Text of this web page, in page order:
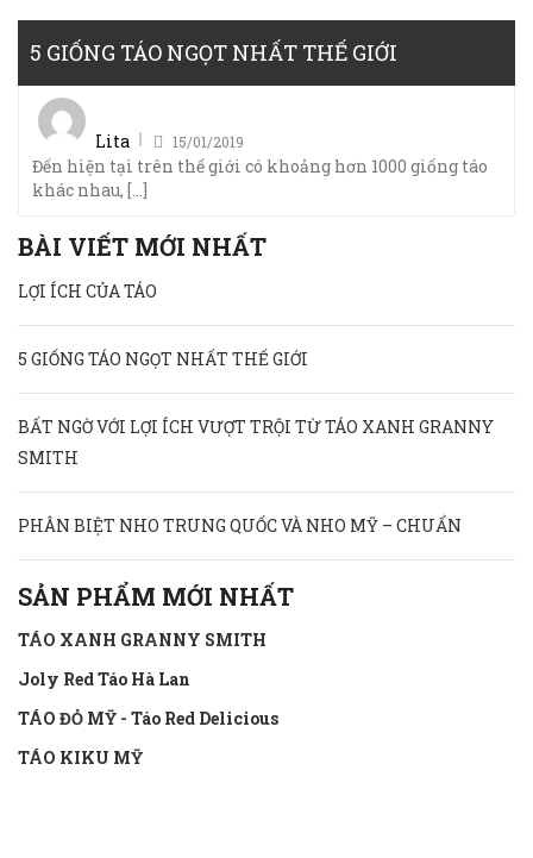
5 GIỐNG TÁO NGỌT NHẤT THẾ GIỚI
Lita 15/01/2019
Đến hiện tại trên thế giới có khoảng hơn 1000 giống táo
khác nhau, [...]
BÀI VIẾT MỚI NHẤT
LỢI ÍCH CỦA TÁO
5 GIỐNG TÁO NGỌT NHẤT THẾ GIỚI
BẤT NGỜ VỚI LỢI ÍCH VƯỢT TRỘI TỪ TÁO XANH GRANNY
SMITH
PHÂN BIỆT NHO TRUNG QUỐC VÀ NHO MỸ – CHUẨN
SẢN PHẨM MỚI NHẤT
TÁO XANH GRANNY SMITH
Joly Red Táo Hà Lan
TÁO ĐỎ MỸ - Táo Red Delicious
TÁO KIKU MỸ